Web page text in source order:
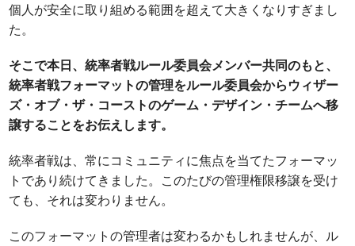
個人が安全に取り組める範囲を超えて大きくなりすぎまし
た。
そこで本日、統率者戦ルール委員会メンバー共同のもと、
統率者戦フォーマットの管理をルール委員会からウィザー
ズ・オブ・ザ・コーストのゲーム・デザイン・チームへ移
譲することをお伝えします。
統率者戦は、常にコミュニティに焦点を当てたフォーマッ
トであり続けてきました。このたびの管理権限移譲を受け
ても、それは変わりません。
このフォーマットの管理者は変わるかもしれませんが、ル